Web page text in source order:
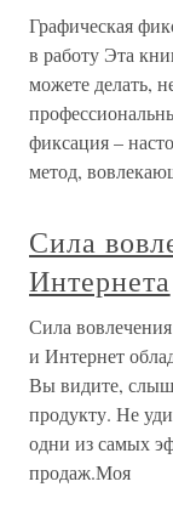
Графическая
в работу Эта
можете делать,
фиксация –
метод,
Сила
Интернета
Сила
и Интернет
Вы видите,
продукту. Не
одни из самых
продаж.Моя